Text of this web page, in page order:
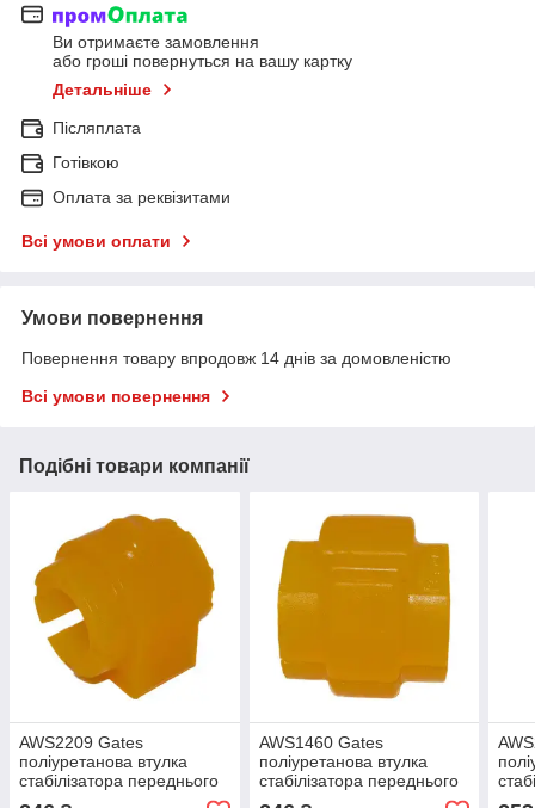
Ви отримаєте замовлення
або гроші повернуться на вашу картку
Детальніше
Післяплата
Готівкою
Оплата за реквізитами
Всі умови оплати
Умови повернення
Повернення товару впродовж 14 днів за домовленістю
Всі умови повернення
Подібні товари компанії
AWS2209 Gates
поліуретанова втулка
стабілізатора переднього
AWS1460 Gates
поліуретанова втулка
стабілізатора переднього